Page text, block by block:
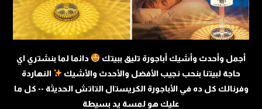
أجمل وأحدث وأشيك أباجورة تليق ببيتك
دائما لما بنشتري اي
حاجة لبيتنا بنحب نجيب الأفضل والأحدث والأشيك
النهاردة
وفرنالك كل ده في الأباجورة الكريستال التاتش الحديثة -- كل ما
عليك هو لمسة يد بسيطة